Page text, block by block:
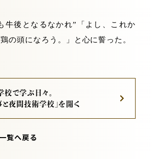
牛後となるなかれ”「よし、これか
の頭になろう。」と心に誓った。
で学ぶ日々。
と夜間技術学校」を開く
覧へ戻る